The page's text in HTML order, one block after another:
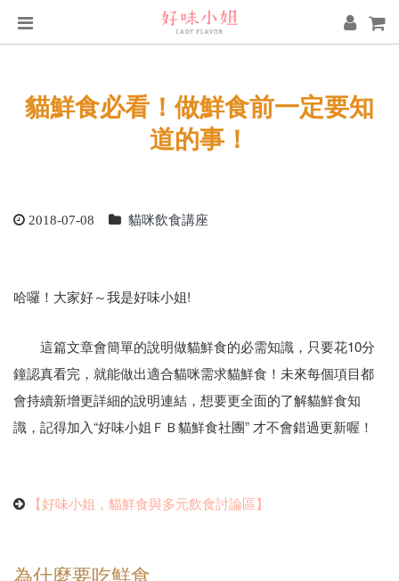
貓鮮食必看！做鮮食前一定要知
道的事！
2018-07-08 貓咪飲食講座
哈囉！大家好～我是好味小姐!
這篇文章會簡單的說明做貓鮮食的必需知識，只要花10分
鐘認真看完，就能做出適合貓咪需求貓鮮食！未來每個項目都
會持續新增更詳細的說明連結，想要更全面的了解貓鮮食知
識，記得加入“好味小姐ＦＢ貓鮮食社團” 才不會錯過更新喔！
【好味小姐，貓鮮食與多元飲食討論區】
為什麼要吃鮮食